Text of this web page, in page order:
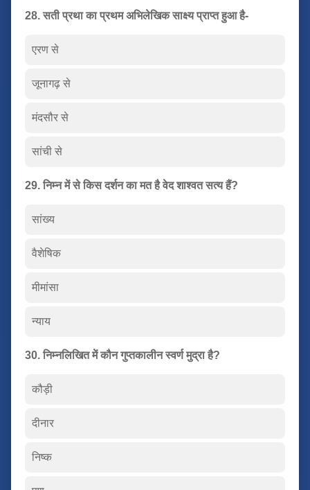
28. सती प्रथा का प्रथम अभिलेखिक साक्ष्य प्राप्त हुआ है-
एरण से
जूनागढ़ से
मंदसौर से
सांची से
29. निम्न में से किस दर्शन का मत है वेद शाश्वत सत्य हैं?
सांख्य
वैशेषिक
मीमांसा
न्याय
30. निम्नलिखित में कौन गुप्तकालीन स्वर्ण मुद्रा है?
कौड़ी
दीनार
निष्क